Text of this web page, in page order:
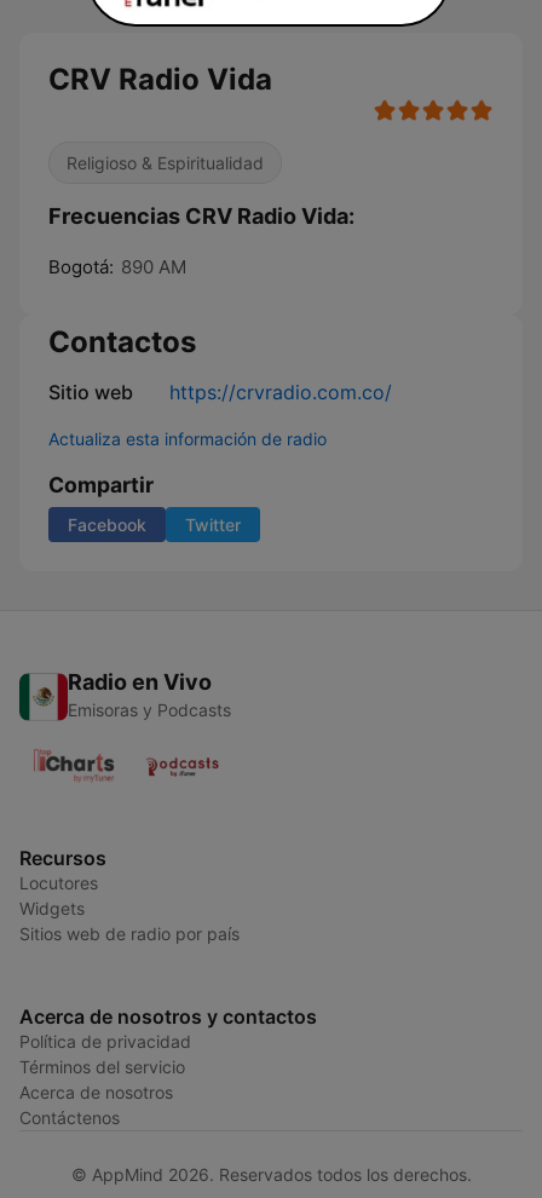
CRV Radio Vida
Religioso & Espiritualidad
Frecuencias CRV Radio Vida:
Bogotá: 890 AM
Contactos
Sitio web https://crvradio.com.co/
Actualiza esta información de radio
Compartir
Facebook Twitter
Radio en Vivo
Emisoras y Podcasts
Recursos
Locutores
Widgets
Sitios web de radio por país
Acerca de nosotros y contactos
Política de privacidad
Términos del servicio
Acerca de nosotros
Contáctenos
© AppMind 2026. Reservados todos los derechos.